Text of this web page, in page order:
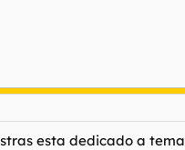
esta dedicado a